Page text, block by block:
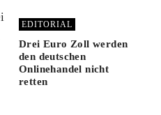
EDITORIAL
Drei Euro Zoll werden
den deutschen
Onlinehandel nicht
retten